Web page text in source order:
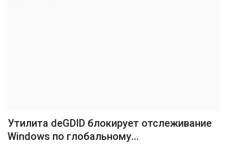
Утилита deGDID блокирует отслеживание
Windows по глобальному...